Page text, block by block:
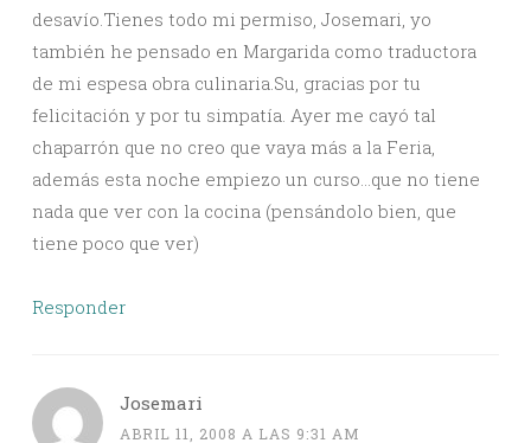
desavío.Tienes todo mi permiso, Josemari, yo
también he pensado en Margarida como traductora
de mi espesa obra culinaria.Su, gracias por tu
felicitación y por tu simpatía. Ayer me cayó tal
chaparrón que no creo que vaya más a la Feria,
además esta noche empiezo un curso…que no tiene
nada que ver con la cocina (pensándolo bien, que
tiene poco que ver)
Responder
Josemari
ABRIL 11, 2008 A LAS 9:31 AM